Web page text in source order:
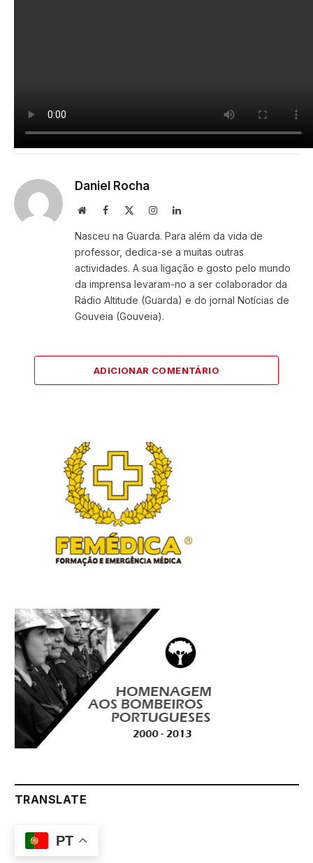
Daniel Rocha
WebsiteFacebook InstagramLinkedIn
Nasceu na Guarda. Para além da vida de
professor, dedica-se a muitas outras
actividades. A sua ligação e gosto pelo mundo
da imprensa levaram-no a ser colaborador da
Rádio Altitude (Guarda) e do jornal Notícias de
Gouveia (Gouveia).
ADICIONAR COMENTÁRIO
TRANSLATE
PT